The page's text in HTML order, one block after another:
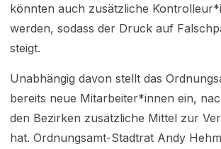
könnten auch zusätzliche
werden, sodass der Druck auf
steigt.
Unabhängig davon stellt das
bereits neue Mitarbeiter*innen ein,
den Bezirken zusätzliche Mittel zur
hat. Ordnungsamt-Stadtrat Andy